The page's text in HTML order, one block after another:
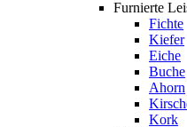
Furnierte
Fichte
Kiefer
Eiche
Buche
Ahorn
Kork